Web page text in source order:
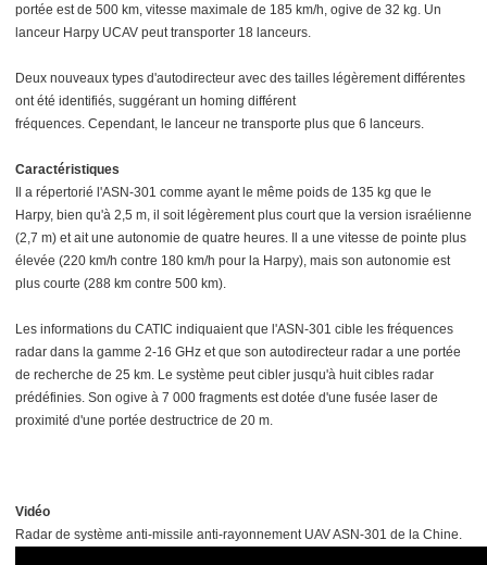
portée est de 500 km, vitesse maximale de 185 km/h, ogive de 32 kg. Un
lanceur Harpy UCAV peut transporter 18 lanceurs.
Deux nouveaux types d'autodirecteur avec des tailles légèrement différentes
ont été identifiés, suggérant un homing différent
fréquences. Cependant, le lanceur ne transporte plus que 6 lanceurs.
Caractéristiques
Il a répertorié l'ASN-301 comme ayant le même poids de 135 kg que le
Harpy, bien qu'à 2,5 m, il soit légèrement plus court que la version israélienne
(2,7 m) et ait une autonomie de quatre heures. Il a une vitesse de pointe plus
élevée (220 km/h contre 180 km/h pour la Harpy), mais son autonomie est
plus courte (288 km contre 500 km).
Les informations du CATIC indiquaient que l'ASN-301 cible les fréquences
radar dans la gamme 2-16 GHz et que son autodirecteur radar a une portée
de recherche de 25 km. Le système peut cibler jusqu'à huit cibles radar
prédéfinies. Son ogive à 7 000 fragments est dotée d'une fusée laser de
proximité d'une portée destructrice de 20 m.
Vidéo
Radar de système anti-missile anti-rayonnement UAV ASN-301 de la Chine.